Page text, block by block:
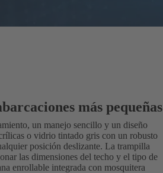
más pequeñas
un manejo sencillo y un diseño
o vidrio tintado gris con un robusto
posición deslizante. La trampilla
las dimensiones del techo y el tipo de
enrollable integrada con mosquitera